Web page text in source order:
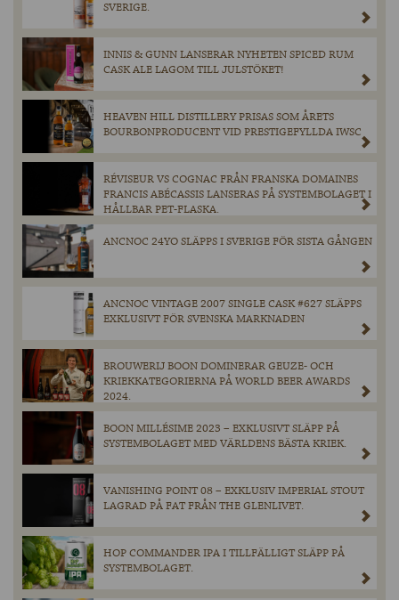
SVERIGE.
INNIS & GUNN LANSERAR NYHETEN SPICED RUM
CASK ALE LAGOM TILL JULSTÖKET!
HEAVEN HILL DISTILLERY PRISAS SOM ÅRETS
BOURBONPRODUCENT VID PRESTIGEFYLLDA IWSC
RÉVISEUR VS COGNAC FRÅN FRANSKA DOMAINES
FRANCIS ABÉCASSIS LANSERAS PÅ SYSTEMBOLAGET I
HÅLLBAR PET-FLASKA.
ANCNOC 24YO SLÄPPS I SVERIGE FÖR SISTA GÅNGEN
ANCNOC VINTAGE 2007 SINGLE CASK #627 SLÄPPS
EXKLUSIVT FÖR SVENSKA MARKNADEN
BROUWERIJ BOON DOMINERAR GEUZE- OCH
KRIEKKATEGORIERNA PÅ WORLD BEER AWARDS
2024.
BOON MILLÉSIME 2023 – EXKLUSIVT SLÄPP PÅ
SYSTEMBOLAGET MED VÄRLDENS BÄSTA KRIEK.
VANISHING POINT 08 – EXKLUSIV IMPERIAL STOUT
LAGRAD PÅ FAT FRÅN THE GLENLIVET.
HOP COMMANDER IPA I TILLFÄLLIGT SLÄPP PÅ
SYSTEMBOLAGET.